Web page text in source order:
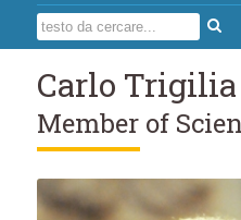
Carlo Trigilia
Member of